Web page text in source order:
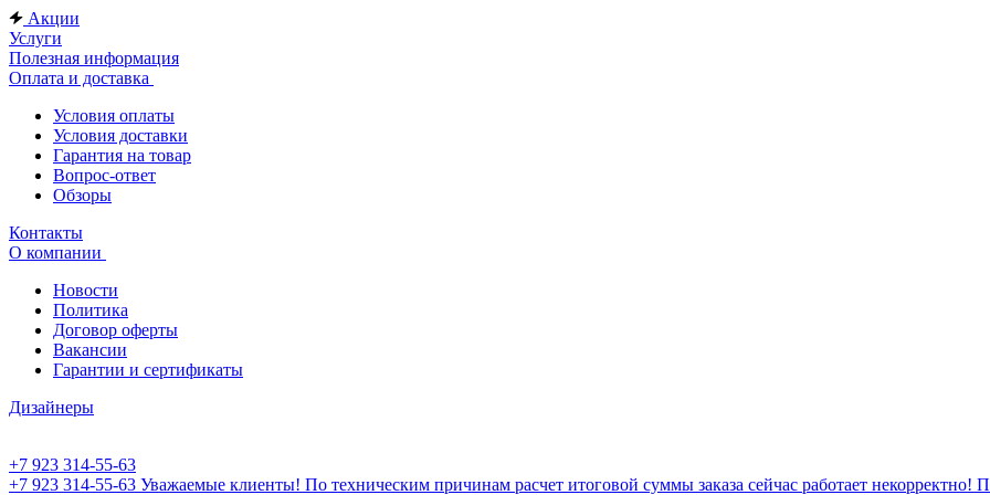
Акции
Услуги
Полезная информация
Оплата и доставка
Условия оплаты
Условия доставки
Гарантия на товар
Вопрос-ответ
Обзоры
Контакты
О компании
Новости
Политика
Договор оферты
Вакансии
Гарантии и сертификаты
Дизайнеры
+7 923 314-55-63
+7 923 314-55-63 Уважаемые клиенты! По техническим причинам расчет итоговой суммы заказа сейчас работает